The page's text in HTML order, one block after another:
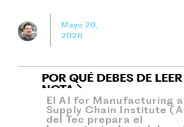
Mayo 20,
2026
POR QUÉ DEBES DE
NOTA
El AI for Manufacturing
Supply Chain Institute
del Tec prepara el